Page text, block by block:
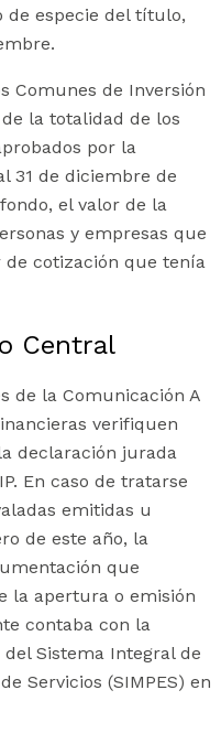
de especie del título,
Comunes de Inversión
la totalidad de los
por la
31 de diciembre de
el valor de la
y empresas que
cotización que tenía
Central
de la Comunicación A
verifiquen
declaración jurada
En caso de tratarse
emitidas u
de este año, la
que
la apertura o emisión
contaba con la
Sistema Integral de
Servicios (SIMPES) en